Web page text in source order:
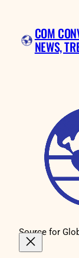
content COM
NEWS,
Source for